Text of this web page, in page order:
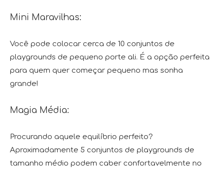
Mini Maravilhas:
Você pode colocar cerca de 10 conjuntos de
playgrounds de pequeno porte ali. É a opção perfeita
para quem quer começar pequeno mas sonha
grande!
Magia Média:
Procurando aquele equilíbrio perfeito?
Aproximadamente 5 conjuntos de playgrounds de
tamanho médio podem caber confortavelmente no